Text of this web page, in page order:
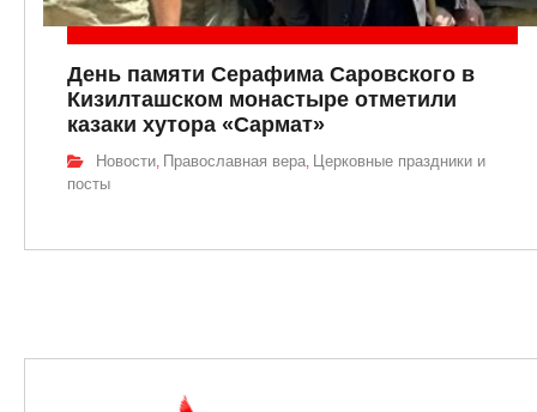
День памяти Серафима Саровского в
Кизилташском монастыре отметили
казаки хутора «Сармат»
Новости, Православная вера, Церковные праздники и
посты